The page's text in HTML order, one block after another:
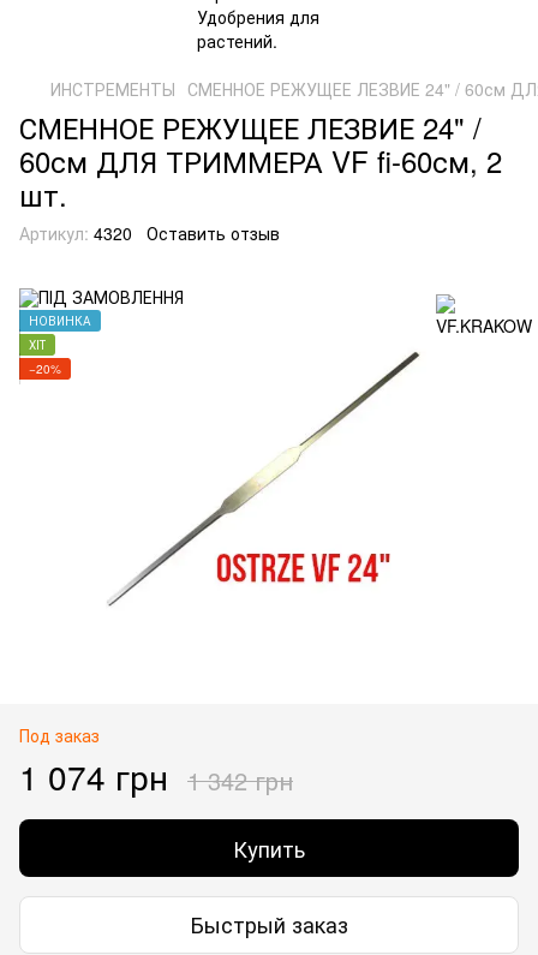
ИНСТРЕМЕНТЫ СМЕННОЕ РЕЖУЩЕЕ ЛЕЗВИЕ 24" / 60см
СМЕННОЕ РЕЖУЩЕЕ ЛЕЗВИЕ 24" /
60см ДЛЯ ТРИММЕРА VF fi-60см, 2
шт.
Артикул: 4320 Оставить отзыв
НОВИНКА
ХІТ
−20%
Под заказ
1 074 грн 1 342 грн
Купить
Быстрый заказ